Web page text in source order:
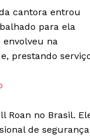
cantora entrou
para ela
envolveu na
prestando
Roan no Brasil.
de segurança